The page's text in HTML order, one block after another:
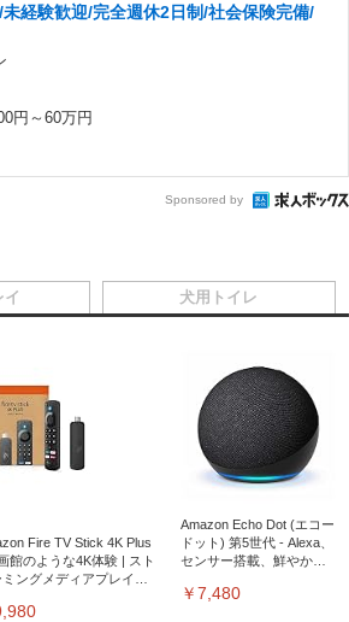
経験歓迎/完全週休2日制/社会保険完備/
円～60万円
Sponsored by
Fire TV Stick 4K Plus
館のような4K体験 | スト
ミングメディアプレイヤ
Amazon Echo Dot (エコー
ドット) 第5世代 - Alexa、
センサー搭載、鮮やかな
￥7,480
イ 犬用トイレ